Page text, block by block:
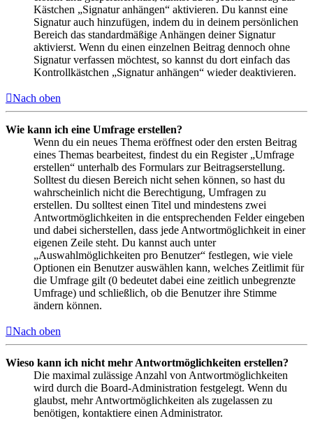
Kästchen „Signatur anhängen“ aktivieren. Du kannst eine
Signatur auch hinzufügen, indem du in deinem persönlichen
Bereich das standardmäßige Anhängen deiner Signatur
aktivierst. Wenn du einen einzelnen Beitrag dennoch ohne
Signatur verfassen möchtest, so kannst du dort einfach das
Kontrollkästchen „Signatur anhängen“ wieder deaktivieren.
Nach oben
Wie kann ich eine Umfrage erstellen?
Wenn du ein neues Thema eröffnest oder den ersten Beitrag
eines Themas bearbeitest, findest du ein Register „Umfrage
erstellen“ unterhalb des Formulars zur Beitragserstellung.
Solltest du diesen Bereich nicht sehen können, so hast du
wahrscheinlich nicht die Berechtigung, Umfragen zu
erstellen. Du solltest einen Titel und mindestens zwei
Antwortmöglichkeiten in die entsprechenden Felder eingeben
und dabei sicherstellen, dass jede Antwortmöglichkeit in einer
eigenen Zeile steht. Du kannst auch unter
„Auswahlmöglichkeiten pro Benutzer“ festlegen, wie viele
Optionen ein Benutzer auswählen kann, welches Zeitlimit für
die Umfrage gilt (0 bedeutet dabei eine zeitlich unbegrenzte
Umfrage) und schließlich, ob die Benutzer ihre Stimme
ändern können.
Nach oben
Wieso kann ich nicht mehr Antwortmöglichkeiten erstellen?
Die maximal zulässige Anzahl von Antwortmöglichkeiten
wird durch die Board-Administration festgelegt. Wenn du
glaubst, mehr Antwortmöglichkeiten als zugelassen zu
benötigen, kontaktiere einen Administrator.